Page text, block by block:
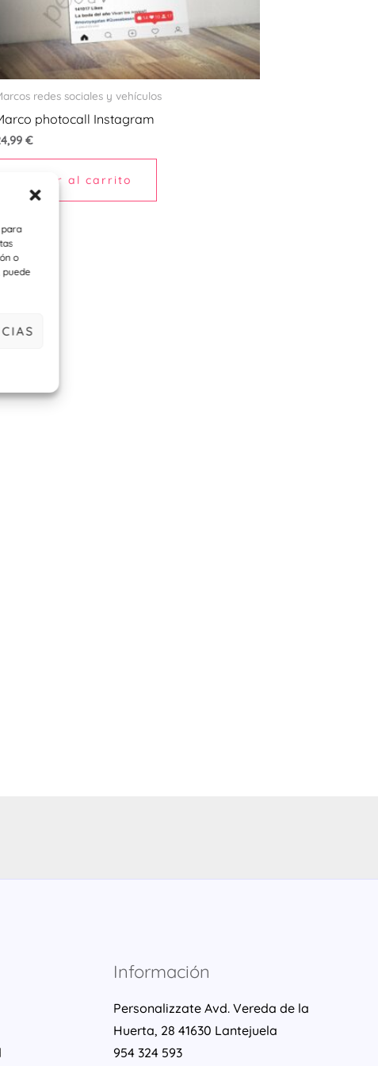
o
puede
redes sociales y vehículos
photocall Instagram
€
Añadir al carrito
Información
Personalizzate Avd. Vereda de la
Huerta, 28 41630 Lantejuela
954 324 593